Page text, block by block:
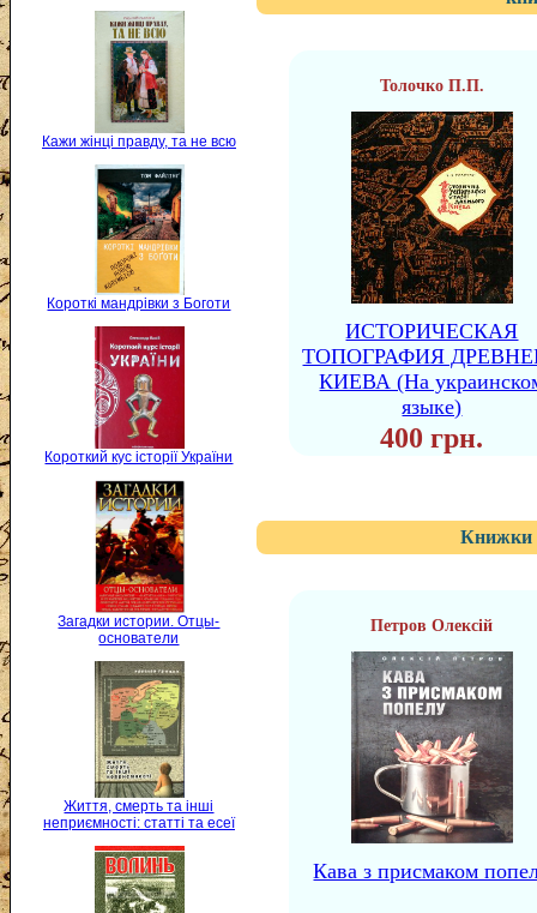
Кажи жінці правду, та не всю
Короткі мандрівки з Боготи
Короткий кус історії України
Загадки истории. Отцы-
основатели
Життя, смерть та інші
неприємності: статті та есеї
Толочко П.П.
ИСТОРИЧЕСКАЯ
ТОПОГРАФИЯ
КИЕВА (На
языке)
400 грн.
Книжки
Петров Олексій
Кава з присмаком